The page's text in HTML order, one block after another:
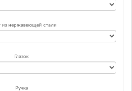
из нержавеющей стали
Глазок
Ручка